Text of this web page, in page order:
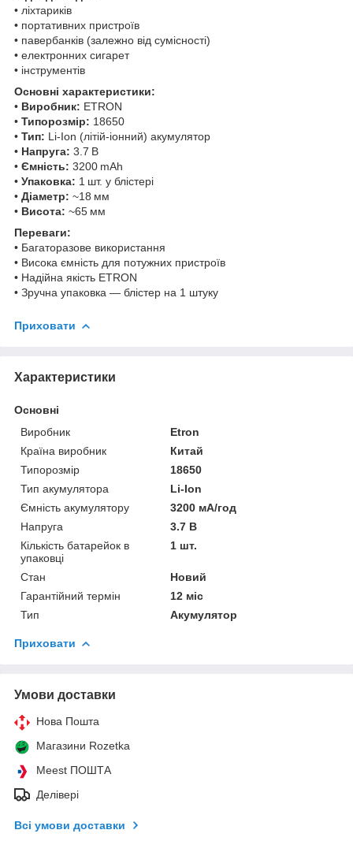
• ліхтариків
• портативних пристроїв
• павербанків (залежно від сумісності)
• електронних сигарет
• інструментів
Основні характеристики:
• Виробник: ETRON
• Типорозмір: 18650
• Тип: Li-Ion (літій-іонний) акумулятор
• Напруга: 3.7 В
• Ємність: 3200 mAh
• Упаковка: 1 шт. у блістері
• Діаметр: ~18 мм
• Висота: ~65 мм
Переваги:
• Багаторазове використання
• Висока ємність для потужних пристроїв
• Надійна якість ETRON
• Зручна упаковка — блістер на 1 штуку
Приховати
Характеристики
Основні
Виробник
Etron
Країна виробник
Китай
Типорозмір
18650
Тип акумулятора
Li-Ion
Ємність акумулятору
3200 мА/год
Напруга
3.7 В
Кількість батарейок в
упаковці
1 шт.
Стан
Новий
Гарантійний термін
12 міс
Тип
Акумулятор
Приховати
Умови доставки
Нова Пошта
Магазини Rozetka
Meest ПОШТА
Делівері
Всі умови доставки